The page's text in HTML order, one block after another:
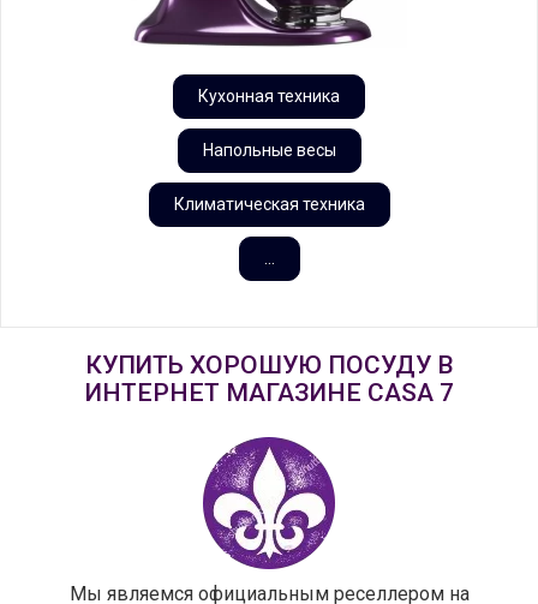
Кухонная техника
Напольные весы
Климатическая техника
КУПИТЬ ХОРОШУЮ ПОСУДУ В
ИНТЕРНЕТ МАГАЗИНЕ CASA 7
Мы являемся официальным реселлером на